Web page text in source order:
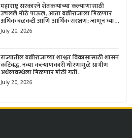
महाराष्ट्र सरकारने शेतकऱ्यांच्या कल्याणासाठी
उचलले मोठे पाऊल, आता बळीराजाला मिळणार
अधिक बळकटी आणि आर्थिक संरक्षण; जाणून घ्या
सरकारचा नवा संकल्प.
July 20, 2026
राज्यातील बळीराजाच्या शाश्वत विकासासाठी शासन
कटिबद्ध, नव्या कल्याणकारी धोरणांमुळे ग्रामीण
अर्थव्यवस्थेला मिळणार मोठी गती.
July 20, 2026